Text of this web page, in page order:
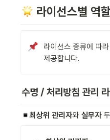
라이선스별 역
라이선스 종류에 따
제공합니다.
수명 / 처리방침 관리
최상위 관리자와 실무자